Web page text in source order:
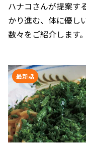
ハナコさんが提案す
かり進む、体に優し
数々をご紹介します。
最新話